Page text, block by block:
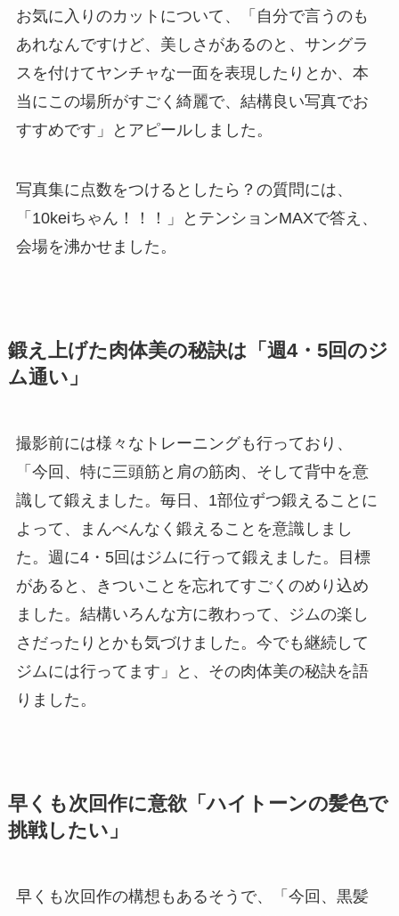
お気に入りのカットについて、「自分で言うのも
あれなんですけど、美しさがあるのと、サングラ
スを付けてヤンチャな一面を表現したりとか、本
当にこの場所がすごく綺麗で、結構良い写真でお
すすめです」とアピールしました。
写真集に点数をつけるとしたら？の質問には、
「10keiちゃん！！！」とテンションMAXで答え、
会場を沸かせました。
鍛え上げた肉体美の秘訣は「週4・5回のジ
ム通い」
撮影前には様々なトレーニングも行っており、
「今回、特に三頭筋と肩の筋肉、そして背中を意
識して鍛えました。毎日、1部位ずつ鍛えることに
よって、まんべんなく鍛えることを意識しまし
た。週に4・5回はジムに行って鍛えました。目標
があると、きついことを忘れてすごくのめり込め
ました。結構いろんな方に教わって、ジムの楽し
さだったりとかも気づけました。今でも継続して
ジムには行ってます」と、その肉体美の秘訣を語
りました。
早くも次回作に意欲「ハイトーンの髪色で
挑戦したい」
早くも次回作の構想もあるそうで、「今回、黒髪